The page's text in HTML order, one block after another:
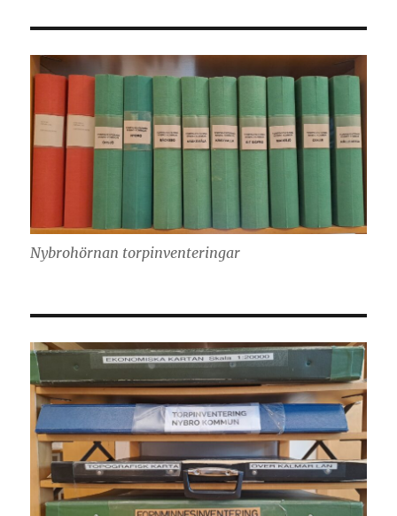
Nybrohörnan torpinventeringar